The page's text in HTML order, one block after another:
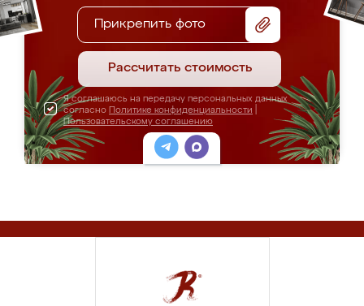
Прикрепить фото
Рассчитать стоимость
Я соглашаюсь на передачу персональных данных
согласно Политике конфиденциальности
Пользовательскому соглашению